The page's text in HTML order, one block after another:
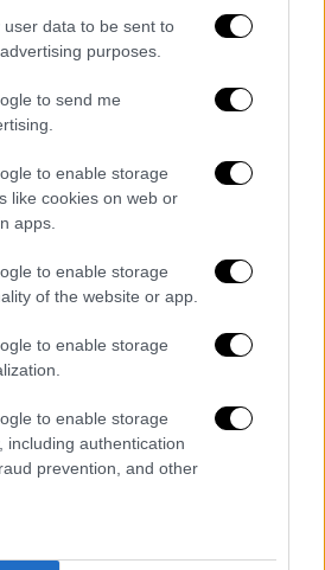
user data to be sent to
purposes.
to send me
to enable storage
like cookies on web or
apps.
to enable storage
of the website or app.
to enable storage
to enable storage
including authentication
prevention, and other
από το
Μουδανιών
του
παρατηρήθηκε
θαλάσσια